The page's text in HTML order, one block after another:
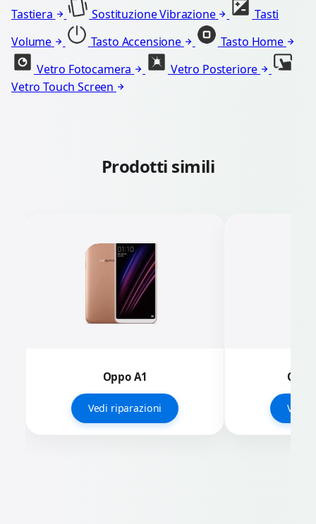
Tastiera
Sostituzione Vibrazione
Tasti
Volume
Tasto Accensione
Tasto Home
Vetro Fotocamera
Vetro Posteriore
Vetro Touch Screen
Prodotti simili
Oppo A1
Vedi riparazioni Vedi